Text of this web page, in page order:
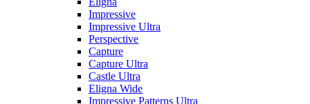
Impressive
Impressive Ultra
Perspective
Capture
Capture Ultra
Castle Ultra
Eligna Wide
Impressive Patterns Ultra